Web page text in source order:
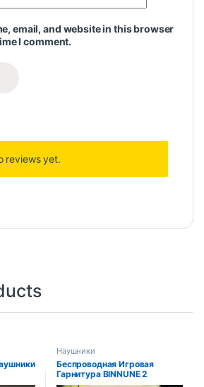
email, and website in this browser
I comment.
reviews yet.
Наушники
Беспроводная Игровая
Гарнитура BINNUNE 2